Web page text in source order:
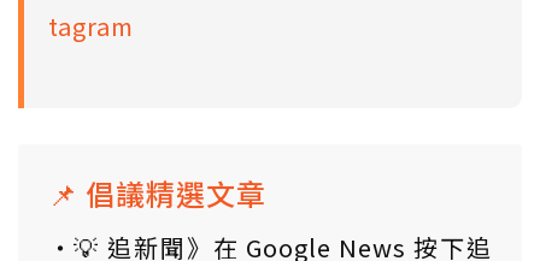
tagram
📌 倡議精選文章
💡 追新聞》在 Google News 按下追